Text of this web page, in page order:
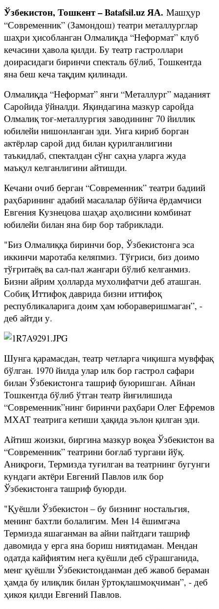
Ўзбекистон, Тошкент – Batafsil.uz ЯА. Машҳур
“Современник” (Замондош) театри металлурглар
шаҳри ҳисобланган Олмалиқда “Неформат” клуб
кечасини ҳавола қилди. Бу театр гастроллари
доирасидаги биринчи спекталь бўлиб, Тошкентда
яна беш кеча тақдим қилинади.
Олмалиқда “Неформат” янги “Металлург” маданият
Саройида ўйналди. Яқиндагина мазкур саройда
Олмалиқ тоғ-металлургия заводининг 70 йиллик
юбилейи нишонланган эди. Унга кириб борган
актёрлар сарой дид билан қурилганлигини
таъкидлаб, спекталдан сўнг саҳна уларга жуда
маъқул келганлигини айтишди.
Кечани очиб берган “Современник” театри бадиий
раҳбарининг адабий масалалар бўйича ёрдамчиси
Евгения Кузнецова шаҳар аҳолисини комбинат
юбилейи билан яна бир бор табриклади.
"Биз Олмалиққа биринчи бор, Ўзбекистонга эса
иккинчи маротаба келяпмиз. Тўғриси, биз доимо
тўғритаёқ ва сал-пал жангари бўлиб келганмиз.
Бизни айрим ҳолларда мухолифатчи деб аташган.
Собиқ Иттифоқ даврида бизни иттифоқ
республикаларига доим ҳам юбораверишмаган”, -
деб айтди у.
Шунга қарамасдан, театр четларга чиқишга мувффақ
бўлган. 1970 йилда улар илк бор гастрол сафари
билан Ўзбекистонга ташриф буюришган. Айнан
Тошкентда бўлиб ўтган театр йиғилишида
“Современник”нинг биринчи раҳбари Олег Ефремов
МХАТ театрига кетиши ҳақида эълон қилган эди.
Айтиш жоизки, биргина мазкур воқеа Ўзбекистон ва
“Современник” театрини боғлаб тургани йўқ.
Аниқроғи, Термизда туғилган ва театрнинг бугунги
кундаги актёри Евгений Павлов илк бор
Ўзбекистонга ташриф буюрди.
"Қуёшли Ўзбекистон – бу бизнинг ностальгия,
менинг бахтли болалигим. Мен 14 ёшимгача
Термизда яшаганман ва айни пайтдаги ташриф
давомида у ерга яна бориш ниятидаман. Мендан
одатда кайфиятим нега қуёшли деб сўрашганида,
менг қуёшли Ўзбекистонданман деб жавоб бераман
ҳамда бу илиқлик билан ўртоқлашмоқчиман”, - деб
ҳикоя қилди Евгений Павлов.